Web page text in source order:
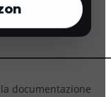
dei tuoi
documentazione